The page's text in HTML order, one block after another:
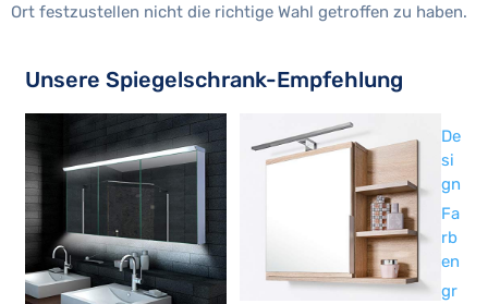
Ort festzustellen nicht die richtige Wahl getroffen zu haben.
Unsere Spiegelschrank-Empfehlung
De
si
gn
Fa
rb
en
gr